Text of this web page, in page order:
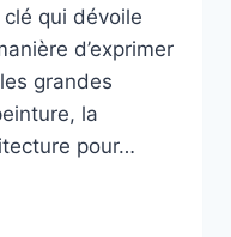
qui dévoile
d’exprimer
grandes
la
pour…